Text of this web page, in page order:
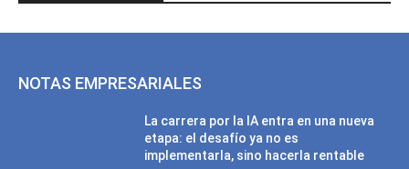
NOTAS EMPRESARIALES
La carrera por la IA entra en una nueva
etapa: el desafío ya no es
implementarla, sino hacerla rentable